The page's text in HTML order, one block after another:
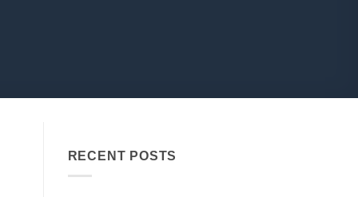
RECENT POSTS